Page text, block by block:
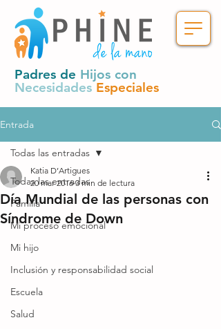
Padres de Hijos con
Necesidades Especiales
Entrada
Todas las entradas
Familia
Mi proceso emocional
Mi hijo
Inclusión y responsabilidad social
Escuela
Salud
Todas las entradas
Día Mundial de las personas con
Síndrome de Down
Katia D’Artigues
20 mar 2016 3 min de lectura